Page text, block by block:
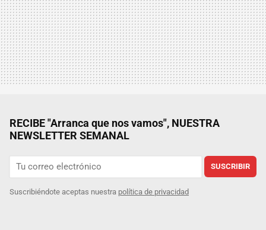
RECIBE "Arranca que nos vamos", NUESTRA
NEWSLETTER SEMANAL
SUSCRIBIR
Suscribiéndote aceptas nuestra política de privacidad